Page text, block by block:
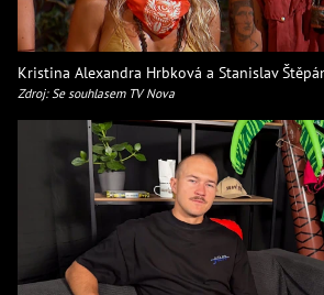
Kristina Alexandra Hrbková a Stanislav
Zdroj: Se souhlasem TV Nova